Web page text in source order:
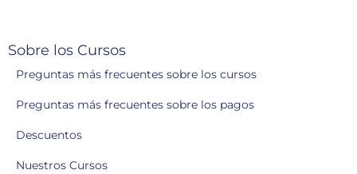
Sobre los Cursos
Preguntas más frecuentes sobre los cursos
Preguntas más frecuentes sobre los pagos
Descuentos
Nuestros Cursos